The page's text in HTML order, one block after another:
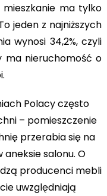
mieszkanie ma tylko
jeden z najniższych
wynosi 34,2%, czyli
ma nieruchomość o
Polacy często
– pomieszczenie
przerabia się na
salonu. O
producenci mebli
uwzględniają